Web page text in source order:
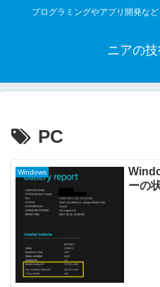
プログラミングやアプリ開発な
ニアの
PC
Windows
ーの